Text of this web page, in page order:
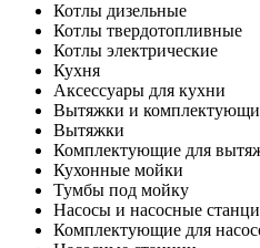
Котлы дизельные
Котлы твердотопливные
Котлы электрические
Кухня
Аксессуары для кухни
Вытяжки и
Вытяжки
Комплектующие для
Кухонные мойки
Тумбы под мойку
Насосы и насосные
Комплектующие для